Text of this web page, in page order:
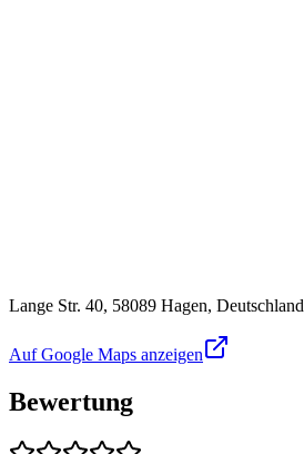
Lange Str. 40, 58089 Hagen, Deutschland
Auf Google Maps anzeigen
Bewertung